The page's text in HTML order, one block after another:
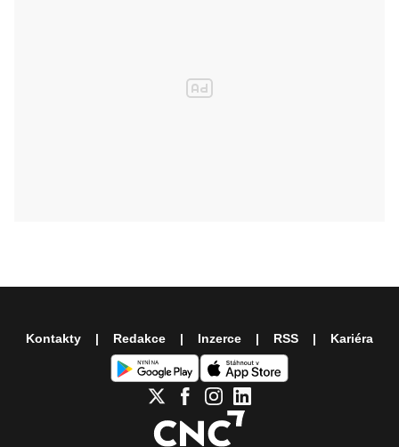
Kontakty Redakce Inzerce RSS Kariéra